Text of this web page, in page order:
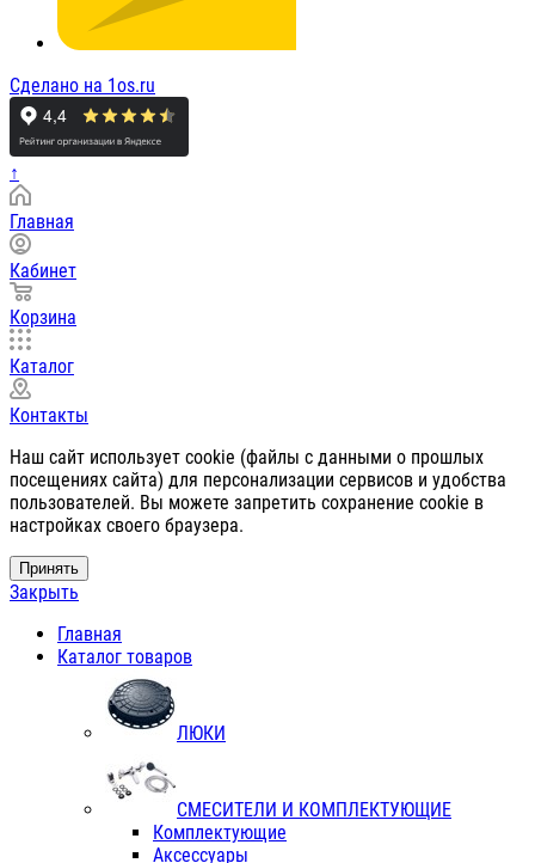
Сделано на 1os.ru
↑
Главная
Кабинет
Корзина
Каталог
Контакты
Наш сайт использует cookie (файлы с данными о прошлых
посещениях сайта) для персонализации сервисов и удобства
пользователей. Вы можете запретить сохранение cookie в
настройках своего браузера.
Принять
Закрыть
Главная
Каталог товаров
ЛЮКИ
СМЕСИТЕЛИ И КОМПЛЕКТУЮЩИЕ
Комплектующие
Аксессуары